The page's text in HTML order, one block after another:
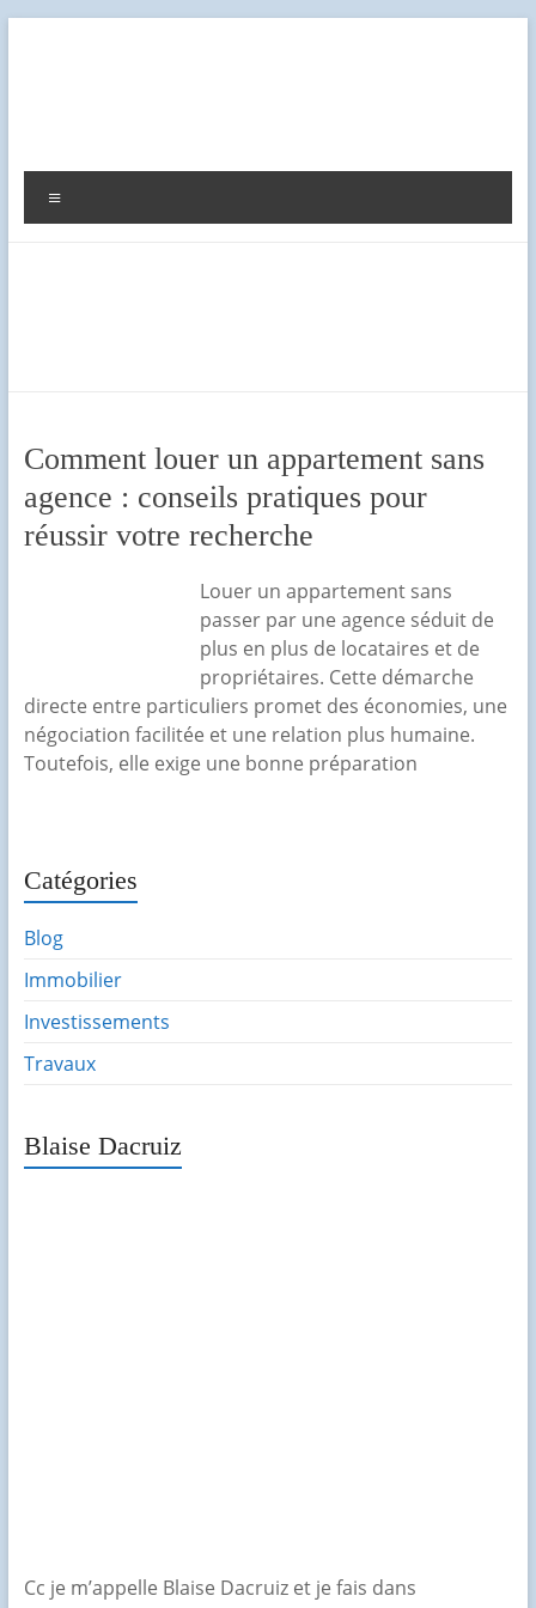
Diag
Expert
Comment louer un appartement sans
agence : conseils pratiques pour
réussir votre recherche
Louer un appartement sans
passer par une agence séduit de
plus en plus de locataires et de
propriétaires. Cette démarche
directe entre particuliers promet des économies, une
négociation facilitée et une relation plus humaine.
Toutefois, elle exige une bonne préparation
Catégories
Blog
Immobilier
Investissements
Travaux
Blaise Dacruiz
Cc je m’appelle Blaise Dacruiz et je fais dans